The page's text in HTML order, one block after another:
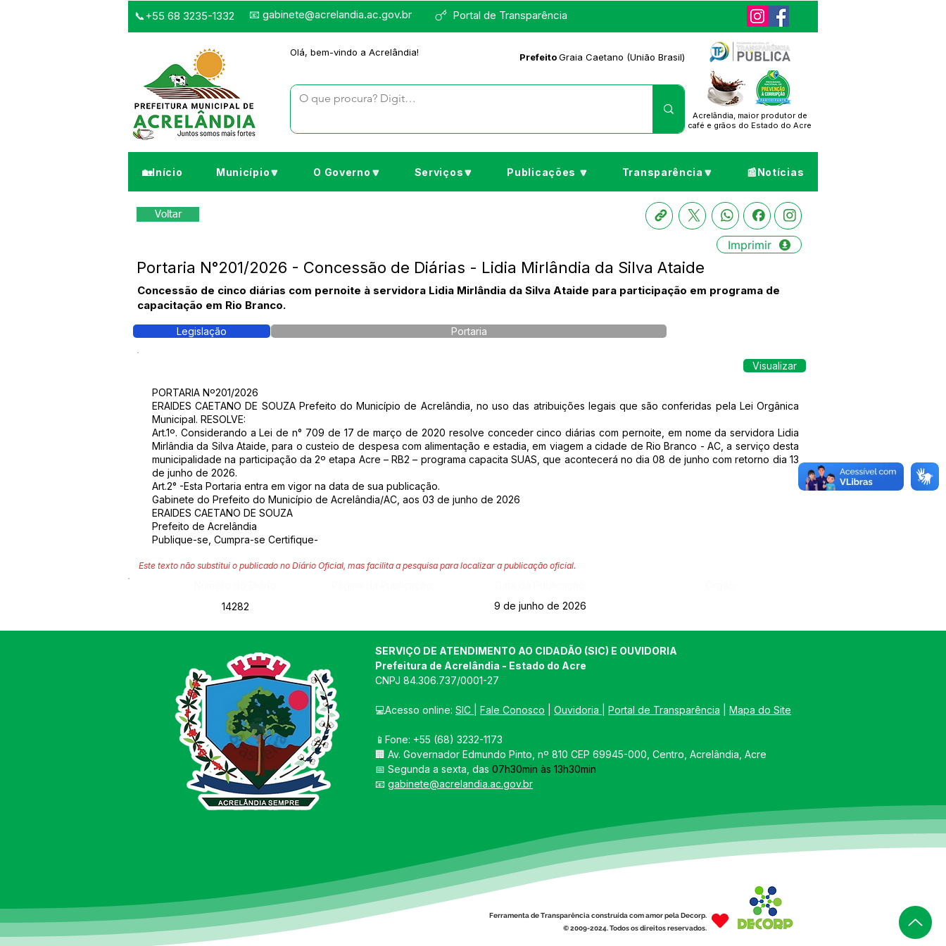
Portal de Transparência
📞+55 68 3235-1332 📧 gabinete@acrelandia.ac.gov.br
Olá, bem-vindo a Acrelândia! PrefeitoGraia Caetano (União Brasil)
Acrelândia, maior produtor de
café e grãos do Estado do Acre
🏡Início Município🔽 O Governo🔽 Serviços🔽 Publicações 🔽 Transparência🔽 📰Notícias
Voltar
Imprimir
Portaria N°201/2026 - Concessão de Diárias - Lidia Mirlândia da Silva Ataide
Concessão de cinco diárias com pernoite à servidora Lidia Mirlândia da Silva Ataide para participação em programa de
capacitação em Rio Branco.
Legislação Portaria
Visualizar
PORTARIA Nº201/2026
ERAIDES CAETANO DE SOUZA Prefeito do Município de Acrelândia, no uso das atribuições legais que são conferidas pela Lei Orgânica
Municipal. RESOLVE:
Art.1º. Considerando a Lei de n° 709 de 17 de março de 2020 resolve conceder cinco diárias com pernoite, em nome da servidora Lidia
Mirlândia da Silva Ataide, para o custeio de despesa com alimentação e estadia, em viagem a cidade de Rio Branco - AC, a serviço desta
municipalidade na participação da 2º etapa Acre – RB2 – programa capacita SUAS, que acontecerá no dia 08 de junho com retorno dia 13
de junho de 2026.
Art.2° -Esta Portaria entra em vigor na data de sua publicação.
Gabinete do Prefeito do Município de Acrelândia/AC, aos 03 de junho de 2026
ERAIDES CAETANO DE SOUZA
Prefeito de Acrelândia
Publique-se, Cumpra-se Certifique-
Este texto não substitui o publicado no Diário Oficial, mas facilita a pesquisa para localizar a publicação oficial.
14282
9 de junho de 2026
SERVIÇO DE ATENDIMENTO AO CIDADÃO (SIC) E OUVIDORIA
Prefeitura de Acrelândia - Estado do Acre
CNPJ 84.306.737/0001-27
💻Acesso online: SIC Fale Conosco Ouvidoria Portal de Transparência Mapa do Site
📱Fone: +55 (68) 3232-1173
🏢 Av. Governador Edmundo Pinto, nº 810 CEP 69945-000, Centro, Acrelândia, Acre
📅 Segunda a sexta, das 07h30min às 13h30min
📧 gabinete@acrelandia.ac.gov.br
Ferramenta de Transparência construída com amor pela Decorp.
© 2009-2024. Todos os direitos reservados.